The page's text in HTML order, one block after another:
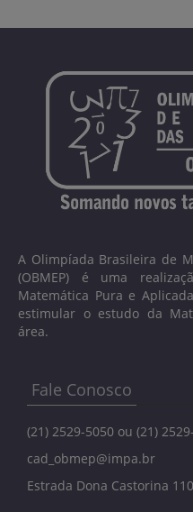
A Olimpíada Brasileira de
(OBMEP) é uma
Matemática Pura e
estimular o estudo da
área.
Fale Conosco
(21) 2529-5050 ou (21)
cad_obmep@impa.br
Estrada Dona Castorina 110